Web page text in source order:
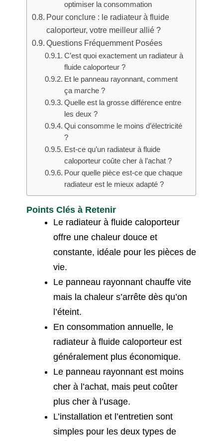
optimiser la consommation
Pour conclure : le radiateur à fluide
caloporteur, votre meilleur allié ?
Questions Fréquemment Posées
C’est quoi exactement un radiateur à
fluide caloporteur ?
Et le panneau rayonnant, comment
ça marche ?
Quelle est la grosse différence entre
les deux ?
Qui consomme le moins d’électricité
?
Est-ce qu’un radiateur à fluide
caloporteur coûte cher à l’achat ?
Pour quelle pièce est-ce que chaque
radiateur est le mieux adapté ?
Points Clés à Retenir
Le radiateur à fluide caloporteur
offre une chaleur douce et
constante, idéale pour les pièces de
vie.
Le panneau rayonnant chauffe vite
mais la chaleur s’arrête dès qu’on
l’éteint.
En consommation annuelle, le
radiateur à fluide caloporteur est
généralement plus économique.
Le panneau rayonnant est moins
cher à l’achat, mais peut coûter
plus cher à l’usage.
L’installation et l’entretien sont
simples pour les deux types de